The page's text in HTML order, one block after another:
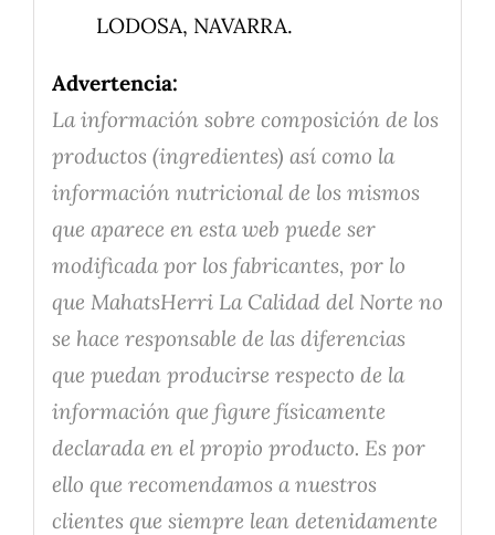
LODOSA, NAVARRA.
Advertencia:
La información sobre composición de los
productos (ingredientes) así como la
información nutricional de los mismos
que aparece en esta web puede ser
modificada por los fabricantes, por lo
que MahatsHerri La Calidad del Norte no
se hace responsable de las diferencias
que puedan producirse respecto de la
información que figure físicamente
declarada en el propio producto. Es por
ello que recomendamos a nuestros
clientes que siempre lean detenidamente